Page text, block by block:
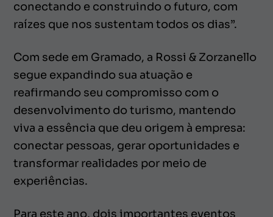
conectando e construindo o futuro, com
raízes que nos sustentam todos os dias”.
Com sede em Gramado, a Rossi & Zorzanello
segue expandindo sua atuação e
reafirmando seu compromisso com o
desenvolvimento do turismo, mantendo
viva a essência que deu origem à empresa:
conectar pessoas, gerar oportunidades e
transformar realidades por meio de
experiências.
Para este ano, dois importantes eventos